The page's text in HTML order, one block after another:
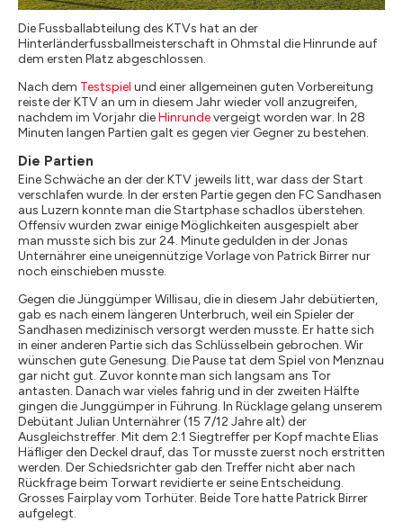
Die Fussballabteilung des KTVs hat an der
Hinterländerfussballmeisterschaft in Ohmstal die Hinrunde auf
dem ersten Platz abgeschlossen.
Nach dem Testspiel und einer allgemeinen guten Vorbereitung
reiste der KTV an um in diesem Jahr wieder voll anzugreifen,
nachdem im Vorjahr dieHinrundevergeigt worden war. In 28
Minuten langen Partien galt es gegen vier Gegner zu bestehen.
Die Partien
Eine Schwäche an der der KTV jeweils litt, war dass der Start
verschlafen wurde. In der ersten Partie gegen den FC Sandhasen
aus Luzern konnte man die Startphase schadlos überstehen.
Offensiv wurden zwar einige Möglichkeiten ausgespielt aber
man musste sich bis zur 24. Minute gedulden in der Jonas
Unternährer eine uneigennützige Vorlage von Patrick Birrer nur
noch einschieben musste.
Gegen die Jünggümper Willisau, die in diesem Jahr debütierten,
gab es nach einem längeren Unterbruch, weil ein Spieler der
Sandhasen medizinisch versorgt werden musste. Er hatte sich
in einer anderen Partie sich das Schlüsselbein gebrochen. Wir
wünschen gute Genesung. Die Pause tat dem Spiel von Menznau
gar nicht gut. Zuvor konnte man sich langsam ans Tor
antasten. Danach war vieles fahrig und in der zweiten Hälfte
gingen die Junggümper in Führung. In Rücklage gelang unserem
Debütant Julian Unternährer (15 7/12 Jahre alt) der
Ausgleichstreffer. Mit dem 2:1 Siegtreffer per Kopf machte Elias
Häfliger den Deckel drauf, das Tor musste zuerst noch erstritten
werden. Der Schiedsrichter gab den Treffer nicht aber nach
Rückfrage beim Torwart revidierte er seine Entscheidung.
Grosses Fairplay vom Torhüter. Beide Tore hatte Patrick Birrer
aufgelegt.